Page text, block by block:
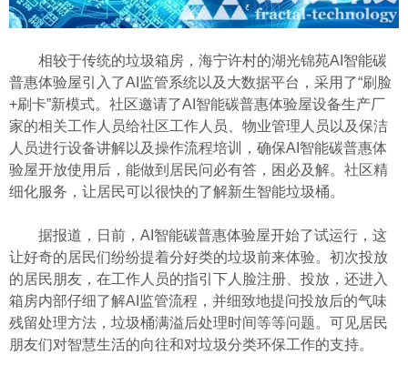
相较于传统的垃圾箱房，海宁许村的湖光锦苑AI智能碳
普惠体验屋引入了AI监管系统以及大数据平台，采用了“刷脸
+刷卡”新模式。社区邀请了AI智能碳普惠体验屋设备生产厂
家的相关工作人员给社区工作人员、物业管理人员以及保洁
人员进行设备讲解以及操作流程培训，确保AI智能碳普惠体
验屋开放使用后，能做到居民问必有答，困必及解。社区精
细化服务，让居民可以很快的了解新生智能垃圾桶。
据报道，日前，AI智能碳普惠体验屋开始了试运行，这
让好奇的居民们纷纷提着分好类的垃圾前来体验。初次投放
的居民朋友，在工作人员的指引下人脸注册、投放，还进入
箱房内部仔细了解AI监管流程，并细致地提问投放后的气味
残留处理方法，垃圾桶满溢后处理时间等等问题。可见居民
朋友们对智慧生活的向往和对垃圾分类环保工作的支持。